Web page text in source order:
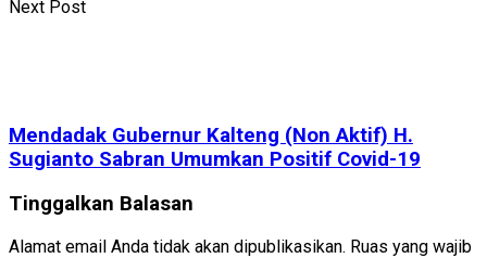
Next Post
Mendadak Gubernur Kalteng (Non Aktif) H.
Sugianto Sabran Umumkan Positif Covid-19
Tinggalkan Balasan
Alamat email Anda tidak akan dipublikasikan. Ruas yang wajib